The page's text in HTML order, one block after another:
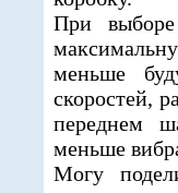
При
меньше
скоростей,
переднем
меньше
Могу